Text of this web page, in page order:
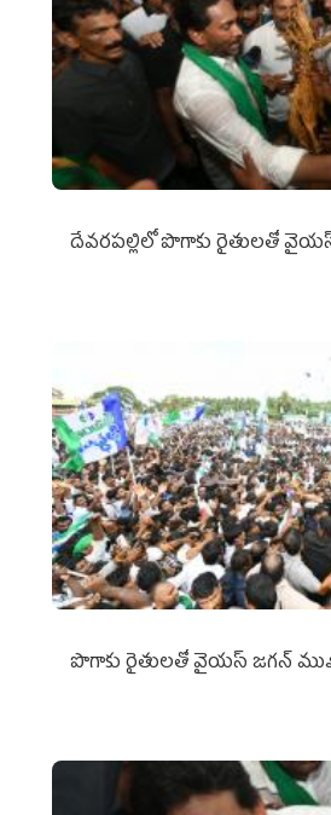
దేవరపల్లిలో పొగాకు రైతులతో
పొగాకు రైతుల‌తో వైయ‌స్ జ‌గ‌న్